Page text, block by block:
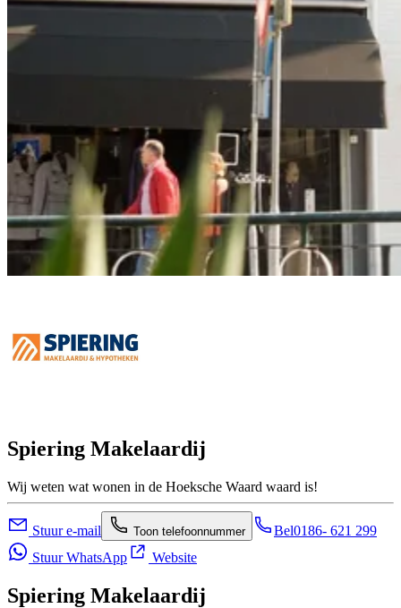
Spiering Makelaardij
Wij weten wat wonen in de Hoeksche Waard waard is!
Stuur e-mail Toon telefoonnummer Bel0186- 621 299
Stuur WhatsApp
Website
Spiering Makelaardij